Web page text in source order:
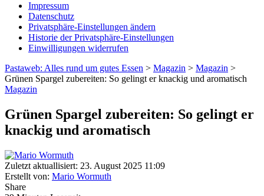
Impressum
Datenschutz
Privatsphäre-Einstellungen ändern
Historie der Privatsphäre-Einstellungen
Einwilligungen widerrufen
Pastaweb: Alles rund um gutes Essen > Magazin > Magazin >
Grünen Spargel zubereiten: So gelingt er knackig und aromatisch
Magazin
Grünen Spargel zubereiten: So gelingt er
knackig und aromatisch
Zuletzt aktuallisiert: 23. August 2025 11:09
Erstellt von: Mario Wormuth
Share